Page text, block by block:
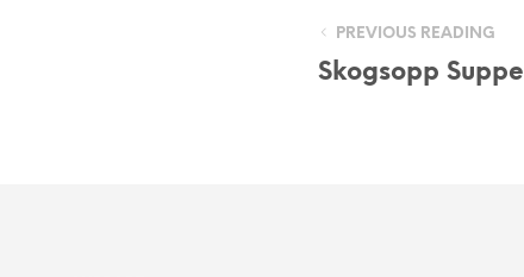
PREVIOUS READING
Skogsopp Suppe